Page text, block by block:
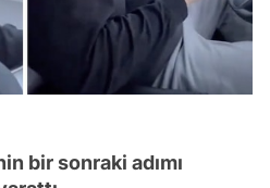
bir sonraki adımı